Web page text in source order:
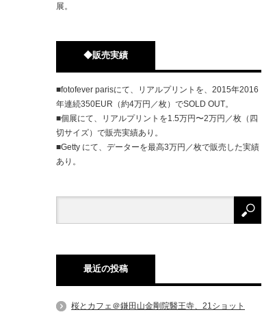
展。
◆販売実績
■fotofever parisにて、リアルプリントを、2015年2016
年連続350EUR（約4万円／枚）でSOLD OUT。
■個展にて、リアルプリントを1.5万円〜2万円／枚（四
切サイズ）で販売実績あり。
■Getty にて、データーを最高3万円／枚で販売した実績
あり。
最近の投稿
桜とカフェ＠鎌田山金剛院醫王寺、21ショット